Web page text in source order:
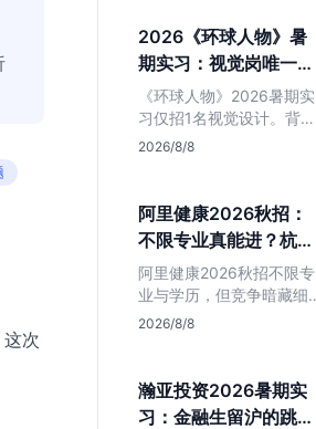
次
估 B 端数据路线的成长曲
线与抗压挑战，助你判断
是否值得投递。
2026《环球人物》暑
期实习：视觉岗唯一名
额值不值得冲？
《环球人物》2026暑期实
习仅招1名视觉设计。背靠
人民日报社，央媒背书极
简历、能接受严谨流程的
设计生，想进大厂快节奏
者慎投。
2026/8/8
阿里健康2026秋招：
不限专业真能进？杭州
大厂最后的捡漏机会
阿里健康2026秋招不限专
业与学历，但竞争暗藏细
节。本文解读其医疗赛道
帮应届生判断是否值得投
入。
2026/8/8
瀚亚投资2026暑期实
习：金融生留沪的跳板